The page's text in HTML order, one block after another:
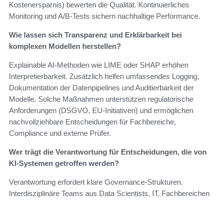
Kostenersparnis) bewerten die Qualität. Kontinuierliches
Monitoring und A/B-Tests sichern nachhaltige Performance.
Wie lassen sich Transparenz und Erklärbarkeit bei
komplexen Modellen herstellen?
Explainable AI-Methoden wie LIME oder SHAP erhöhen
Interpretierbarkeit. Zusätzlich helfen umfassendes Logging,
Dokumentation der Datenpipelines und Auditierbarkeit der
Modelle. Solche Maßnahmen unterstützen regulatorische
Anforderungen (DSGVO, EU-Initiativen) und ermöglichen
nachvollziehbare Entscheidungen für Fachbereiche,
Compliance und externe Prüfer.
Wer trägt die Verantwortung für Entscheidungen, die von
KI-Systemen getroffen werden?
Verantwortung erfordert klare Governance-Strukturen.
Interdisziplinäre Teams aus Data Scientists, IT, Fachbereichen